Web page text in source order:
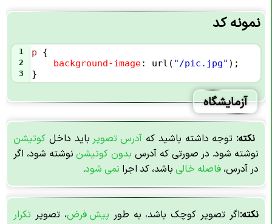
نمونه کد
1 p {
2 background-image: url ( "/pic.jpg" );
3 }
آزمایشگاه
نکته: توجه داشته باشید که آدرس تصویر باید داخل کوتیشن
نوشته شود. در صورتی که آدرس بدون کوتیشننوشته شود، اگر
در آدرس، فاصله خالی باشد، کد اجرا نمی شود.
نکته:اگر تصویر کوچک باشد، به طور پیش فرض، تصویر تکرار